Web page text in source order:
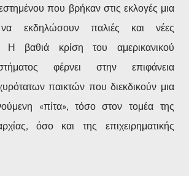
που βρήκαν στις εκλογές μια
να εκδηλώσουν παλιές και νέες
Η βαθιά κρίση του αμερικανικού
φέρνει στην επιφάνεια
παικτών που διεκδικούν μια
«πίτα», τόσο στον τομέα της
όσο και της επιχειρηματικής